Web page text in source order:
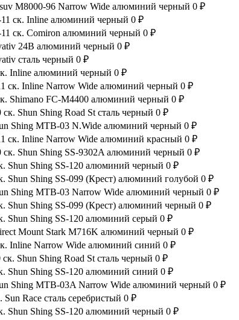
M8000-96 Narrow Wide алюминий черный 0 ₽
11 ск. Inline алюминий черный 0 ₽
11 ск. Comiron алюминий черный 0 ₽
24B алюминий черный 0 ₽
сталь черный 0 ₽
Inline алюминий черный 0 ₽
ск. Inline Narrow Wide алюминий черный 0 ₽
Shimano FC-M4400 алюминий черный 0 ₽
Shun Shing Road St сталь черный 0 ₽
Shing MTB-03 N.Wide алюминий черный 0 ₽
ск. Inline Narrow Wide алюминий красный 0 ₽
ск. Shun Shing SS-9302A алюминий черный 0 ₽
Shun Shing SS-120 алюминий черный 0 ₽
Shun Shing SS-099 (Крест) алюминий голубой 0 ₽
Shing MTB-03 Narrow Wide алюминий черный 0 ₽
Shun Shing SS-099 (Крест) алюминий черный 0 ₽
Shun Shing SS-120 алюминий серый 0 ₽
Mount Stark M716K алюминий черный 0 ₽
Inline Narrow Wide алюминий синий 0 ₽
Shun Shing Road St сталь черный 0 ₽
Shun Shing SS-120 алюминий синий 0 ₽
Shing MTB-03A Narrow Wide алюминий черный 0 ₽
Race сталь серебристый 0 ₽
Shun Shing SS-120 алюминий черный 0 ₽